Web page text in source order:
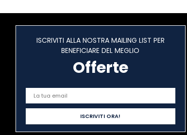
Pezzi 2 Porte/10
Pezzi 5 Porte.
ISCRIVITI ALLA NOSTRA MAILING LIST PER
BENEFICIARE DEL MEGLIO
Offerte